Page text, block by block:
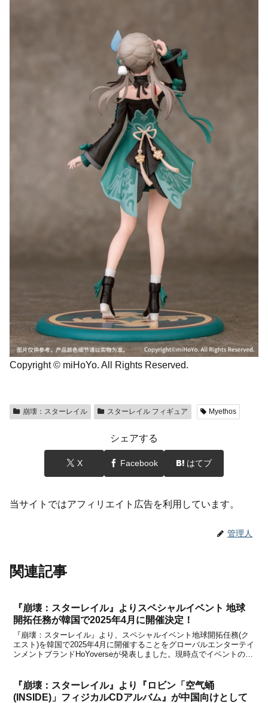
Copyright © miHoYo. All Rights Reserved.
崩壊：スターレイル スターレイル フィギュア Myethos
シェアする
X Facebook はてブ
当サイトではアフィリエイト広告を利用しています。
管理人
関連記事
『崩壊：スターレイル』よりスペシャルイベント 地球
開拓任務が韓国で2025年4月に開催決定！
『崩壊：スターレイル』より、スペシャルイベント地球開拓任務(ク
エスト)を韓国で2025年4月に開催することをグローバルエンターテイ
ンメントブランドHoYoverseが発表しました。現時点でイベントの詳
『崩壊：スターレイル』より『ロビン「空气蛹
(INSIDE)」フィジカルCDアルバム』が中国向けとして